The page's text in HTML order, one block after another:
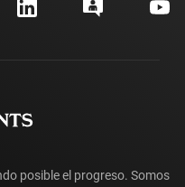
myTI
posible el progreso. Somos